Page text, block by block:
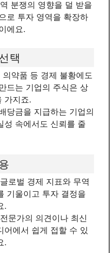
분쟁의 영향을 덜 받을
로 투자 영역을 확장하
에요.
택
의약품 등 경제 불황에도
드는 기업의 주식은 상
가지죠.
당금을 지급하는 기업의
성 속에서도 신뢰를 줄
로벌 경제 지표와 무역
기울이고 투자 결정을
.
문가의 의견이나 최신
어에서 쉽게 접할 수 있
.